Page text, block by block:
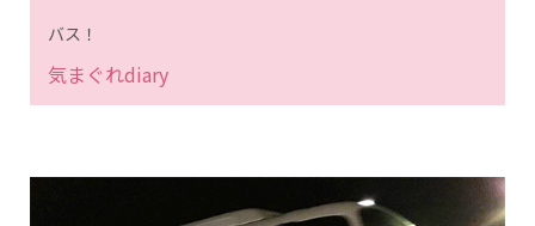
バス！
気まぐれdiary